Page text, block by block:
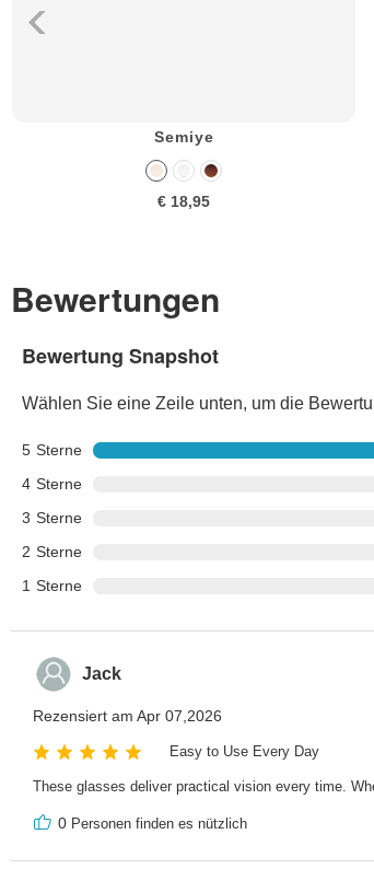
Semiye
€ 18,95
Bewertungen
Bewertung Snapshot
Wählen Sie eine Zeile unten, um die
5 Sterne
4 Sterne
3 Sterne
2 Sterne
1 Sterne
Jack
Rezensiert am Apr 07,2026
Easy to Use Every Day
These glasses deliver practical vision every time.
0 Personen finden es nützlich